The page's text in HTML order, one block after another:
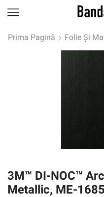
Prima Pagină Folie Și
3M™ DI-NOC™
Metallic, ME-